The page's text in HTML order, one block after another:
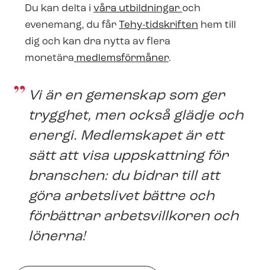
Du kan delta i våra utbildningar och
evenemang, du får Tehy-tidskriften hem till
dig och kan dra nytta av flera
monetära medlemsförmåner.
Vi är en gemenskap som ger
trygghet, men också glädje och
energi. Medlemskapet är ett
sätt att visa uppskattning för
branschen: du bidrar till att
göra arbetslivet bättre och
förbättrar arbetsvillkoren och
lönerna!